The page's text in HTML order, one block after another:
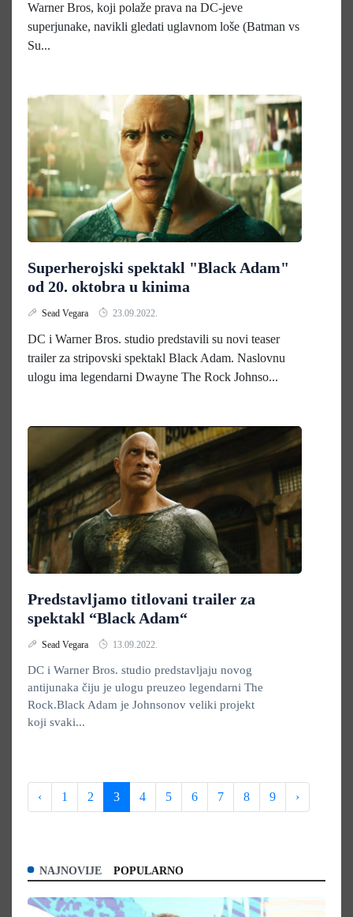
Warner Bros, koji polaže prava na DC-jeve
superjunake, navikli gledati uglavnom loše (Batman vs
Su...
Superherojski spektakl "Black Adam"
od 20. oktobra u kinima
Sead Vegara 23.09.2022.
DC i Warner Bros. studio predstavili su novi teaser
trailer za stripovski spektakl Black Adam. Naslovnu
ulogu ima legendarni Dwayne The Rock Johnso...
Predstavljamo titlovani trailer za
spektakl “Black Adam“
Sead Vegara 13.09.2022.
DC i Warner Bros. studio predstavljaju novog
antijunaka čiju je ulogu preuzeo legendarni The
Rock.Black Adam je Johnsonov veliki projekt
koji svaki...
‹ 1 2 3 4 5 6 7 8 9 ›
NAJNOVIJE POPULARNO